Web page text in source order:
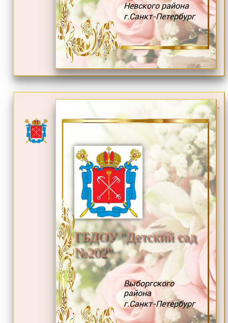
Невского района
г.Санкт-Петербург
.
ГБДОУ "Детский сад
№202"
Выборгского
района
г.Санкт-Петербург